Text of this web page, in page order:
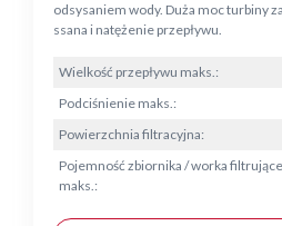
odsysaniem wody. Duża moc turbiny
ssana i natężenie przepływu.
Wielkość przepływu maks.:
Podciśnienie maks.:
Powierzchnia filtracyjna:
Pojemność zbiornika / worka
maks.: